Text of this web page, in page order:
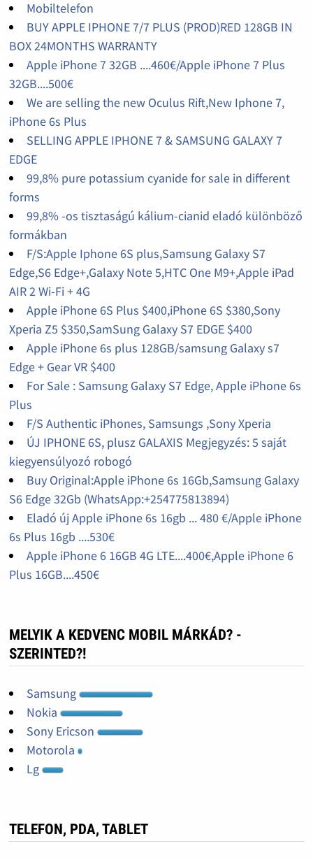
Mobiltelefon
BUY APPLE IPHONE 7/7 PLUS (PROD)RED 128GB IN
BOX 24MONTHS WARRANTY
Apple iPhone 7 32GB ....460€/Apple iPhone 7 Plus
32GB....500€
We are selling the new Oculus Rift,New Iphone 7,
iPhone 6s Plus
SELLING APPLE IPHONE 7 & SAMSUNG GALAXY 7
EDGE
99,8% pure potassium cyanide for sale in different
forms
99,8% -os tisztaságú kálium-cianid eladó különböző
formákban
F/S:Apple Iphone 6S plus,Samsung Galaxy S7
Edge,S6 Edge+,Galaxy Note 5,HTC One M9+,Apple iPad
AIR 2 Wi-Fi + 4G
Apple iPhone 6S Plus $400,iPhone 6S $380,Sony
Xperia Z5 $350,SamSung Galaxy S7 EDGE $400
Apple iPhone 6s plus 128GB/samsung Galaxy s7
Edge + Gear VR $400
For Sale : Samsung Galaxy S7 Edge, Apple iPhone 6s
Plus
F/S Authentic iPhones, Samsungs ,Sony Xperia
ÚJ IPHONE 6S, plusz GALAXIS Megjegyzés: 5 saját
kiegyensúlyozó robogó
Buy Original:Apple iPhone 6s 16Gb,Samsung Galaxy
S6 Edge 32Gb (WhatsApp:+254775813894)
Eladó új Apple iPhone 6s 16gb ... 480 €/Apple iPhone
6s Plus 16gb ....530€
Apple iPhone 6 16GB 4G LTE....400€,Apple iPhone 6
Plus 16GB....450€
MELYIK A KEDVENC MOBIL MÁRKÁD? -
SZERINTED?!
Samsung
Nokia
Sony Ericson
Motorola
Lg
TELEFON, PDA, TABLET